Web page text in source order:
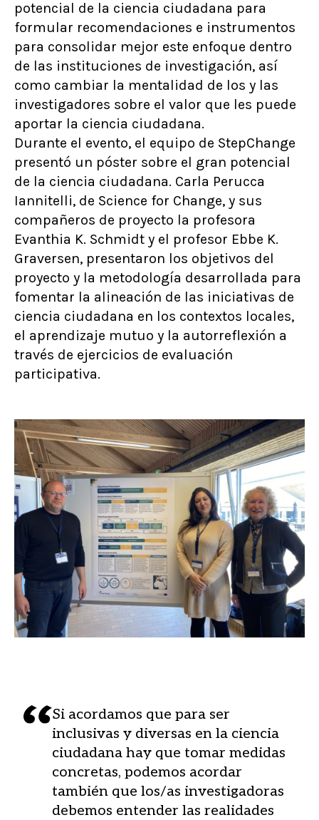
potencial de la ciencia ciudadana para
formular recomendaciones e instrumentos
para consolidar mejor este enfoque dentro
de las instituciones de investigación, así
como cambiar la mentalidad de los y las
investigadores sobre el valor que les puede
aportar la ciencia ciudadana.
Durante el evento, el equipo de StepChange
presentó un póster sobre el gran potencial
de la ciencia ciudadana. Carla Perucca
Iannitelli, de Science for Change, y sus
compañeros de proyecto la profesora
Evanthia K. Schmidt y el profesor Ebbe K.
Graversen, presentaron los objetivos del
proyecto y la metodología desarrollada para
fomentar la alineación de las iniciativas de
ciencia ciudadana en los contextos locales,
el aprendizaje mutuo y la autorreflexión a
través de ejercicios de evaluación
participativa.
Si acordamos que para ser
inclusivas y diversas en la ciencia
ciudadana hay que tomar medidas
concretas, podemos acordar
también que los/as investigadoras
debemos entender las realidades